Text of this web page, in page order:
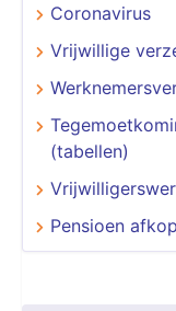
Coronavirus
Vrijwillige
(tabellen)
Pensioen